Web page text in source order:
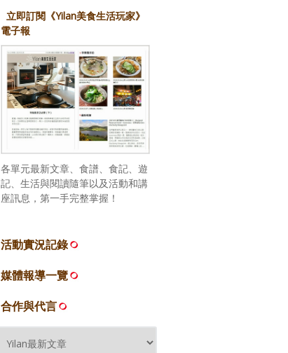
立即訂閱《Yilan美食生活玩家》
電子報
各單元最新文章、食譜、食記、遊
記、生活與閱讀隨筆以及活動和講
座訊息，第一手完整掌握！
活動實況記錄
媒體報導一覽
合作與代言